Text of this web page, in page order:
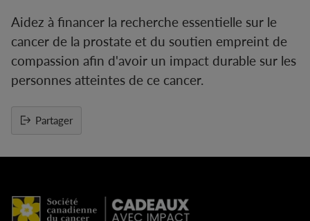
Aidez à financer la recherche essentielle sur le
cancer de la prostate et du soutien empreint de
compassion afin d'avoir un impact durable sur les
personnes atteintes de ce cancer.
Partager
un
votre